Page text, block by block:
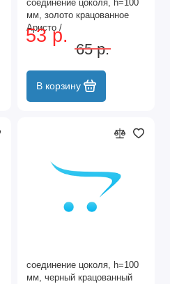
соединение цоколя, h=100
мм, золото крацованное
Аристо /
GA0841.VP010.GLBAN.CJ
53 р.
65 р.
В корзину
соединение цоколя, h=100
мм, черный крацованный